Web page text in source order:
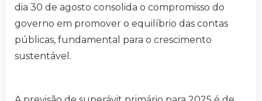
dia 30 de agosto consolida o compromisso do
governo em promover o equilíbrio das contas
públicas, fundamental para o crescimento
sustentável.